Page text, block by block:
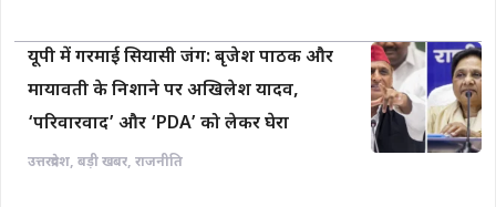
यूपी में गरमाई सियासी जंग: बृजेश पाठक और
मायावती के निशाने पर अखिलेश यादव,
‘परिवारवाद’ और ‘PDA’ को लेकर घेरा
उत्तरप्रदेश, बड़ी खबर, राजनीति